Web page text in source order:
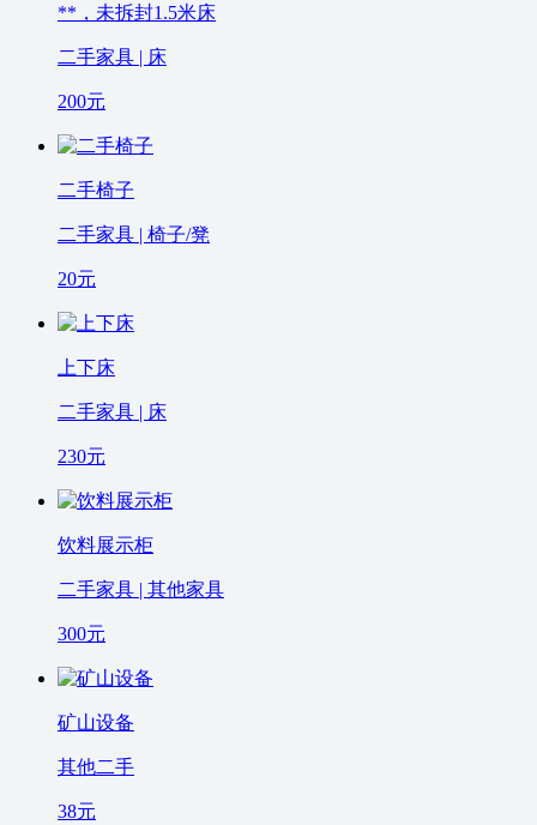
**，未拆封1.5米床
二手家具 | 床
200元
二手椅子
二手家具 | 椅子/凳
20元
上下床
二手家具 | 床
230元
饮料展示柜
二手家具 | 其他家具
300元
矿山设备
其他二手
38元